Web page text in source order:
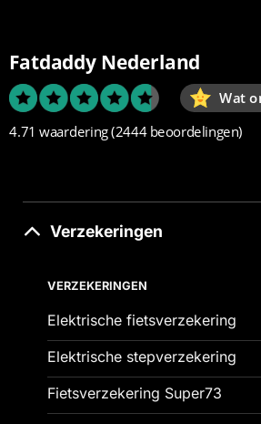
Fatdaddy Nederland
Wat
4.71 waardering(2444 beoordelingen)
Verzekeringen
VERZEKERINGEN
Elektrische fietsverzekering
Elektrische stepverzekering
Fietsverzekering Super73